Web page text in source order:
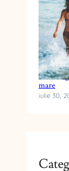
Cum
mare
iulie 30,